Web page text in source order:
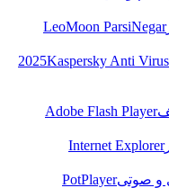
LeoMoon ParsiNegar
Kaspersky Anti Virus
Adobe Flash Player
Internet Explorer
و صوتیPotPlayer